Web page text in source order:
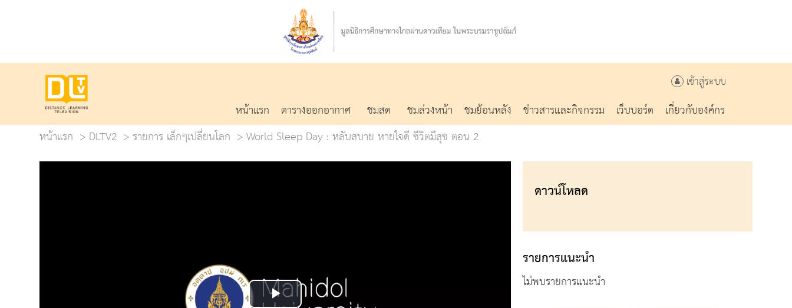
เข้าสู่ระบบ
หน้าแรก ตารางออกอากาศ ชมสด ชมล่วงหน้า ชมย้อนหลัง ข่าวสารและกิจกรรม เว็บบอร์ด
เกี่ยวกับองค์กร
หน้าแรก
DLTV2 รายการ เล็กๆเปลี่ยนโลก World Sleep Day : หลับสบาย หายใจดี ชีวิตมีสุข ตอน 2
ดาวน์โหลด
รายการแนะนำ
ไม่พบรายการแนะนำ